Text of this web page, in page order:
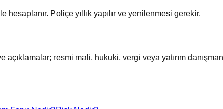
Poliçe yıllık yapılır ve yenilenmesi gerekir.
resmi mali, hukuki, vergi veya yatırım